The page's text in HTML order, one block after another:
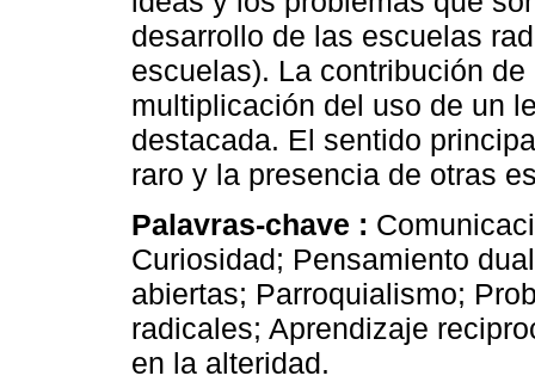
desarrollo de las escuelas
escuelas). La contribución
multiplicación del uso de un
destacada. El sentido
raro y la presencia de otras
Palavras-chave :
Curiosidad; Pensamiento
abiertas; Parroquialismo;
radicales; Aprendizaje
en la alteridad.